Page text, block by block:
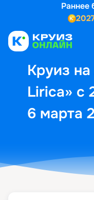
Раннее
Круиз
Lirica» с
6 марта